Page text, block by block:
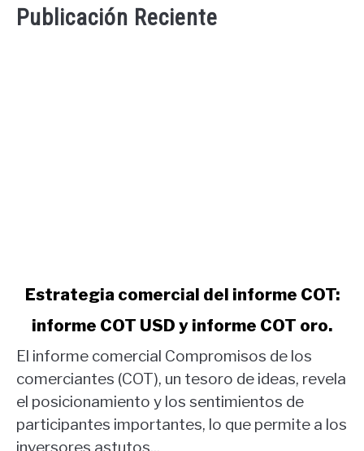
Publicación Reciente
link
Estrategia
del
informe
COT:
informe
COT
Estrategia comercial del informe COT:
informe COT USD y informe COT oro.
El informe comercial Compromisos de los
comerciantes (COT), un tesoro de ideas, revela
el posicionamiento y los sentimientos de
participantes importantes, lo que permite a los
inversores astutos...